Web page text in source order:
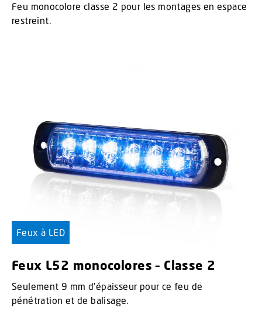
Feu monocolore classe 2 pour les montages en espace
restreint.
Feux à LED
Feux L52 monocolores – Classe 2
Seulement 9 mm d'épaisseur pour ce feu de
pénétration et de balisage.